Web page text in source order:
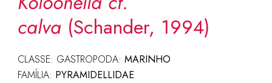
calva(Schander, 1994)
CLASSE: GASTROPODA: MARINHO
FAMÍLIA: PYRAMIDELLIDAE